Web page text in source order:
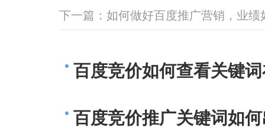
下一篇： 如何做好百度推广营销，业绩
百度竞价如何查看关键
百度竞价推广关键词如